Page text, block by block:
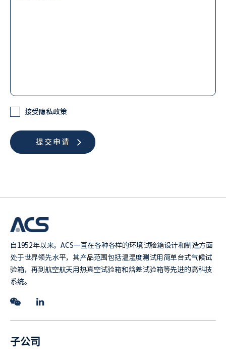
Check接受隐私政策
自1952年以来，ACS一直在各种各样的环境试验箱设计和制造方面
处于世界领先水平，其产品范围包括温湿度测试用简单台式气候试
验箱，再到航空航天用热真空试验箱和焓差试验箱等先进的高科技
系统。
子公司